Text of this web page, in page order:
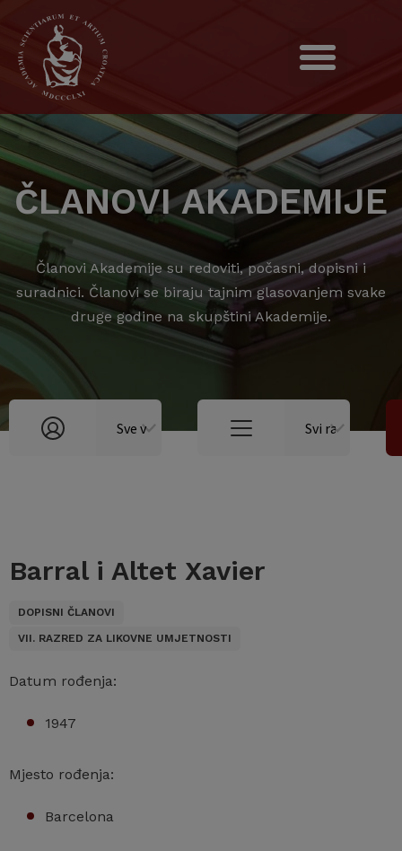
ČLANOVI AKADEMIJE
Članovi Akademije su redoviti, počasni, dopisni i
suradnici. Članovi se biraju tajnim glasovanjem svake
druge godine na skupštini Akademije.
Barral i Altet Xavier
DOPISNI ČLANOVI
VII. RAZRED ZA LIKOVNE UMJETNOSTI
Datum rođenja:
1947
Mjesto rođenja:
Barcelona